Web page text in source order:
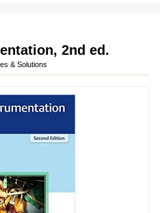
2nd ed.
& Solutions